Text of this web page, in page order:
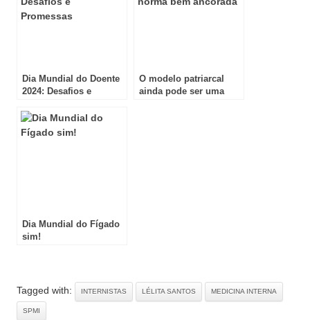
Dia Mundial do Doente
2024: Desafios e
O modelo patriarcal
ainda pode ser uma
Dia Mundial do Fígado
sim!
Tagged with: INTERNISTAS LÉLITA SANTOS MEDICINA INTERNA
SPMI